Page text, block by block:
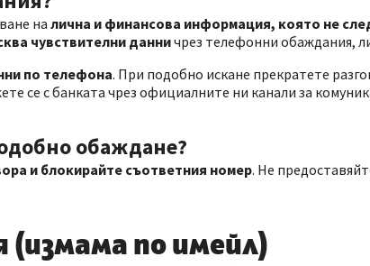
на лична и финансова информация, която не
чувствителни данничрез телефонни обаждания,
по телефона. При подобно искане прекратете
се с банката чрез официалните ни канали за
обаждане?
и блокирайте съответния номер. Не
(измама по имейл)